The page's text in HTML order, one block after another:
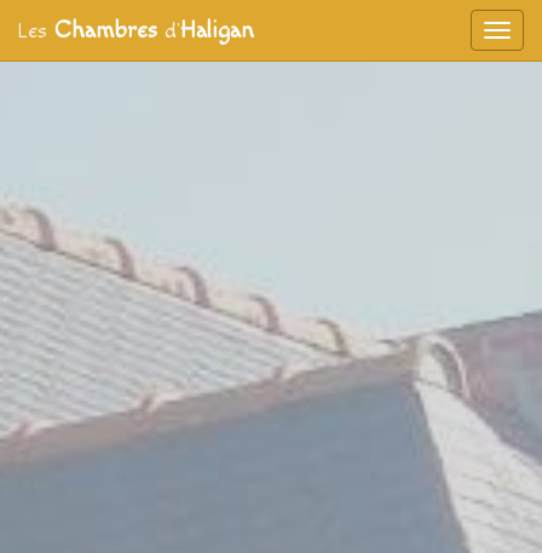
Les Chambres d’Haligan
Panneau de gestion des cookies